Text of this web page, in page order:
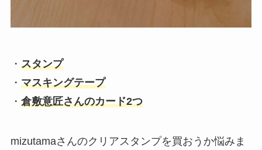
・ スタンプ
・ マスキングテープ
・ 倉敷意匠さんのカード2つ
mizutamaさんのクリアスタンプを買おうか悩みま